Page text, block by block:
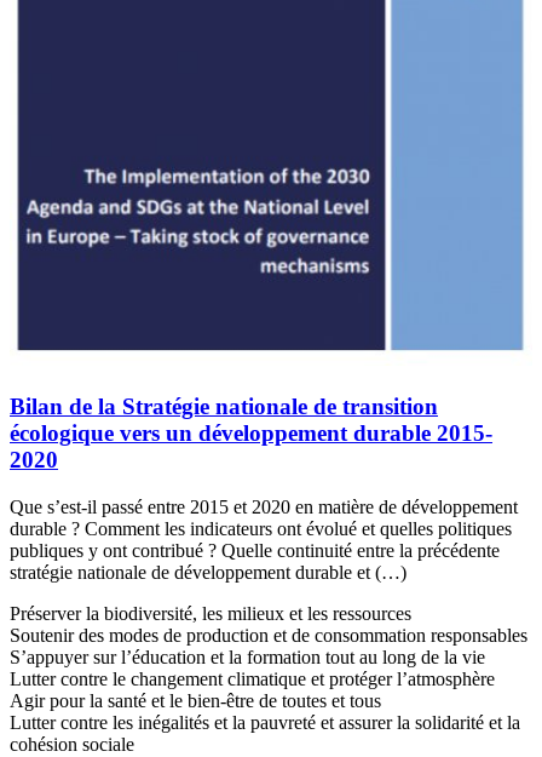
Bilan de la Stratégie nationale de transition
écologique vers un développement durable 2015-
2020
Que s’est-il passé entre 2015 et 2020 en matière de développement
durable ? Comment les indicateurs ont évolué et quelles politiques
publiques y ont contribué ? Quelle continuité entre la précédente
stratégie nationale de développement durable et (…)
Préserver la biodiversité, les milieux et les ressources
Soutenir des modes de production et de consommation responsables
S’appuyer sur l’éducation et la formation tout au long de la vie
Lutter contre le changement climatique et protéger l’atmosphère
Agir pour la santé et le bien-être de toutes et tous
Lutter contre les inégalités et la pauvreté et assurer la solidarité et la
cohésion sociale